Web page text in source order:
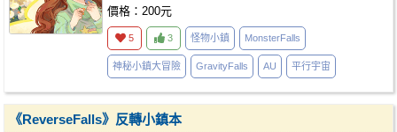
價格：200元
5 3 怪物小鎮 MonsterFalls
神秘小鎮大冒險 GravityFalls AU 平行宇宙
《ReverseFalls》反轉小鎮本